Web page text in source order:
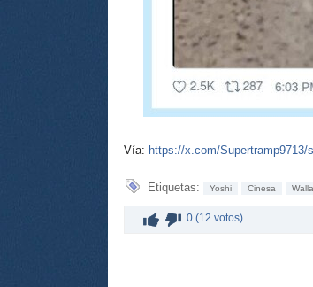
Vía: https://x.com/Supertramp9713/
Etiquetas: Yoshi Cinesa
0 (12 votos)